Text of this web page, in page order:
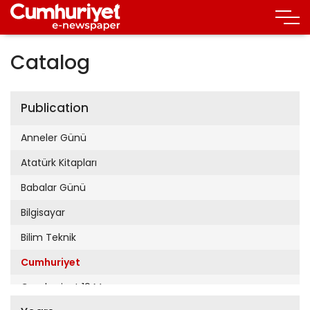
Catalog
Publication
Anneler Günü
Atatürk Kitapları
Babalar Günü
Bilgisayar
Bilim Teknik
Cumhuriyet
Cumhuriyet 19 Mayıs